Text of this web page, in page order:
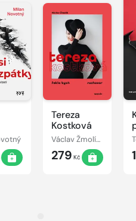
Tereza
Kostková
Václav Žmolík, Tereza Kostková
279 Kč